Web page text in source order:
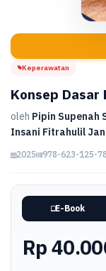
Keperawatan
Konsep
oleh Pipin Supenah
Insani Fitrahulil
2025 978-623-125-
E-Book
Rp